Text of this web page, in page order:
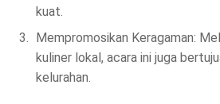
kuat.
Mempromosikan Keragaman:
kuliner lokal, acara ini juga
kelurahan.